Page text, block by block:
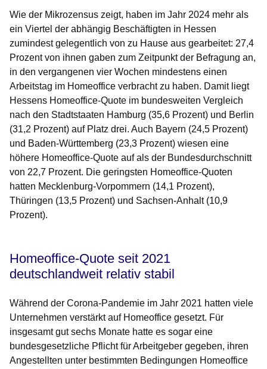
Wie der Mikrozensus zeigt, haben im Jahr 2024 mehr als
ein Viertel der abhängig Beschäftigten in Hessen
zumindest gelegentlich von zu Hause aus gearbeitet: 27,4
Prozent von ihnen gaben zum Zeitpunkt der Befragung an,
in den vergangenen vier Wochen mindestens einen
Arbeitstag im Homeoffice verbracht zu haben. Damit liegt
Hessens Homeoffice-Quote im bundesweiten Vergleich
nach den Stadtstaaten Hamburg (35,6 Prozent) und Berlin
(31,2 Prozent) auf Platz drei. Auch Bayern (24,5 Prozent)
und Baden-Württemberg (23,3 Prozent) wiesen eine
höhere Homeoffice-Quote auf als der Bundesdurchschnitt
von 22,7 Prozent. Die geringsten Homeoffice-Quoten
hatten Mecklenburg-Vorpommern (14,1 Prozent),
Thüringen (13,5 Prozent) und Sachsen-Anhalt (10,9
Prozent).
Homeoffice-Quote seit 2021
deutschlandweit relativ stabil
Während der Corona-Pandemie im Jahr 2021 hatten viele
Unternehmen verstärkt auf Homeoffice gesetzt. Für
insgesamt gut sechs Monate hatte es sogar eine
bundesgesetzliche Pflicht für Arbeitgeber gegeben, ihren
Angestellten unter bestimmten Bedingungen Homeoffice